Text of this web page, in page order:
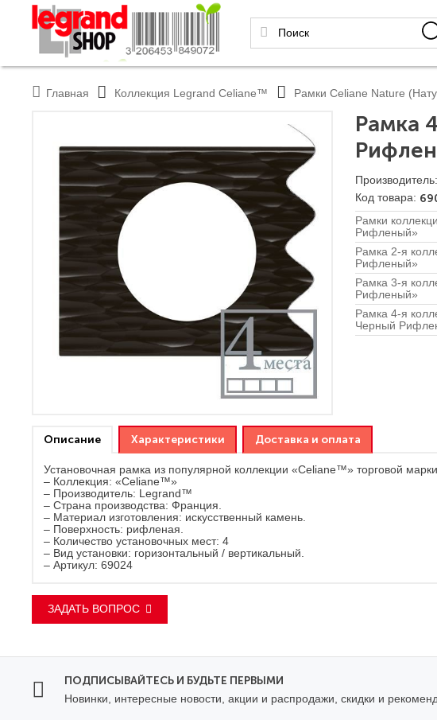
Рамка
Рамки
Рифленый»
Рамка 2-я
Рифленый»
Рамка 3-я
Рифленый»
Рамка 4-я
Черный
Описание Характеристики Доставка и оплата
Установочная рамка из популярной коллекции «Celiane™» торговой
– Коллекция: «Celiane™»
– Производитель: Legrand™
– Страна производства: Франция.
– Материал изготовления: искусственный камень.
– Поверхность: рифленая.
– Количество установочных мест: 4
– Вид установки: горизонтальный / вертикальный.
– Артикул: 69024
ЗАДАТЬ ВОПРОС
Главная Коллекция Legrand Celiane™ Рамки Celiane Nature
ПОДПИСЫВАЙТЕСЬ И БУДЬТЕ ПЕРВЫМИ
Новинки, интересные новости, акции и распродажи, скидки и